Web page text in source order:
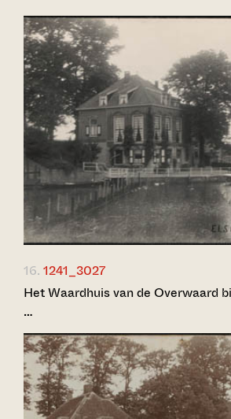
16. 1241_3027
Het Waardhuis van de Overwaard
…